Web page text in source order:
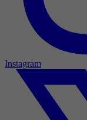
Instagram